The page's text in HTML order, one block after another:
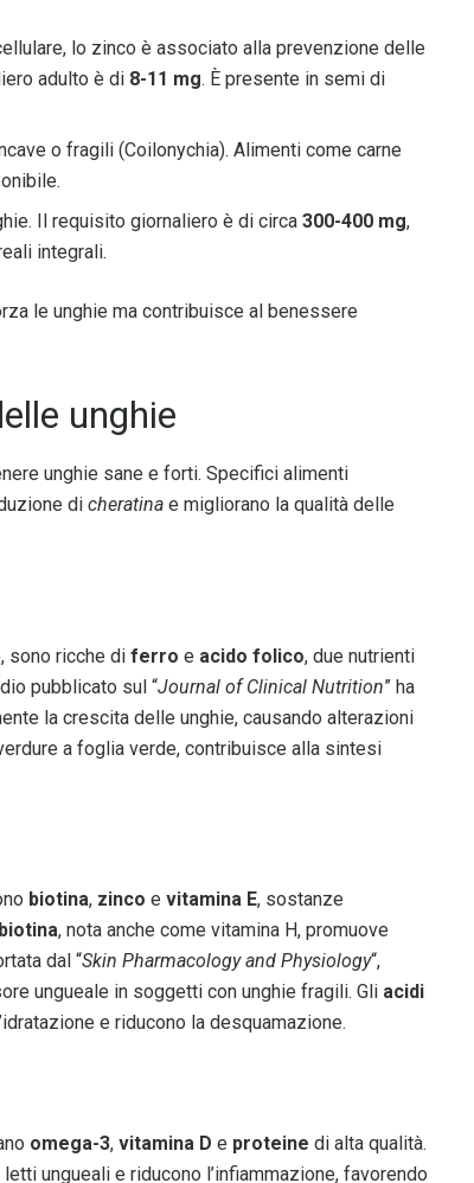
lo zinco è associato alla prevenzione delle
adulto è di 8-11 mg. È presente in semi di
o fragili (Coilonychia). Alimenti come carne
Il requisito giornaliero è di circa300-400 mg,
integrali.
le unghie ma contribuisce al benessere
unghie
unghie sane e forti. Specifici alimenti
di cheratina e migliorano la qualità delle
sono ricche di ferro e acido folico, due nutrienti
pubblicato sul “Journal of Clinical Nutrition” ha
la crescita delle unghie, causando alterazioni
a foglia verde, contribuisce alla sintesi
biotina, zinco e vitamina E, sostanze
biotina, nota anche come vitamina H, promuove
dal “Skin Pharmacology and Physiology“,
ungueale in soggetti con unghie fragili. Gli acidi
e riducono la desquamazione.
omega-3, vitamina D e proteine di alta qualità.
ungueali e riducono l’infiammazione, favorendo